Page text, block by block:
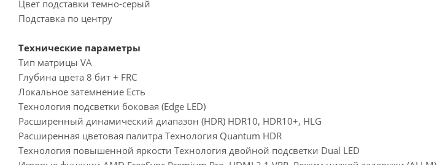
Цвет подставки темно-серый
Подставка по центру
Технические параметры
Тип матрицы VA
Глубина цвета 8 бит + FRC
Локальное затемнение Есть
Технология подсветки боковая (Edge LED)
Расширенный динамический диапазон (HDR) HDR10, HDR10+, HLG
Расширенная цветовая палитра Технология Quantum HDR
Технология повышенной яркости Технология двойной подсветки Dual LED